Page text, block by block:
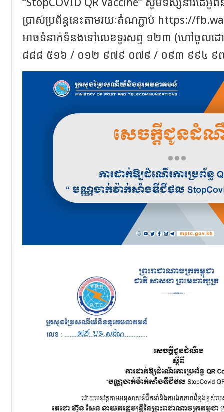
ប្រាស់ប្រព័ន្ធនេះតាមរយៈតំណភ្ជាប់ https://
អាចទំនាក់ទំនងទៅលេខទូរសព្ទ ១២៣ (ហៅចូលដ
៨៨៨ ៥១៦ / ០១២ ៩៧៩ ០៧៩ / ០៩៣ ៩៩៤ ៩